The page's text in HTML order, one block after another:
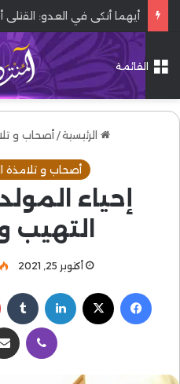
أيهما أنكى في العدو:
القائمة
الرئيسية / أصحاب و
أصحاب و تلامذة
إحياء
التهيب
أكتوبر 25, 2021
فيسبوك لينكدإن
ڤايبر